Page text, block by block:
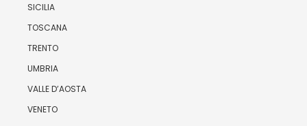
SICILIA
TOSCANA
TRENTO
UMBRIA
VALLE D’AOSTA
VENETO